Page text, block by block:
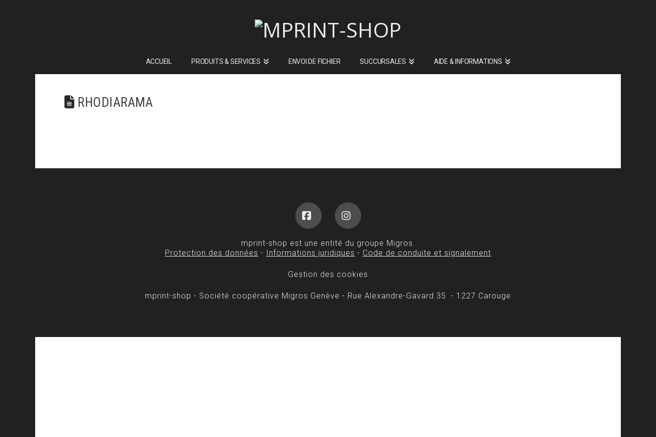
ACCUEIL PRODUITS & SERVICES ENVOI DE FICHIER SUCCURSALES AIDE & INFORMATIONS
RHODIARAMA
FacebookInstagram
mprint-shop est une entité du groupe Migros.
Protection des données - Informations juridiques - Code de conduite et signalement
Gestion des cookies
mprint-shop - Société coopérative Migros Genève - Rue Alexandre-Gavard 35 - 1227 Carouge